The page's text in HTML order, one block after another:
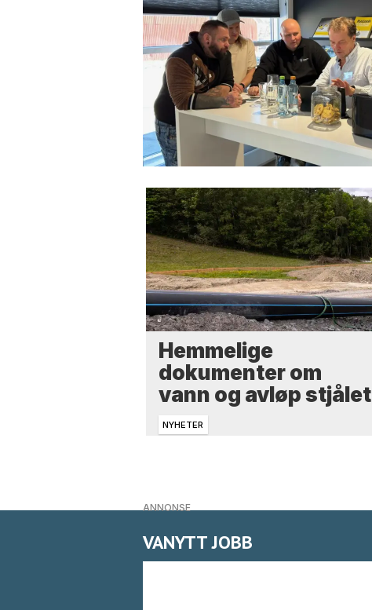
Hemmelige
dokumenter om
vann og avløp stjålet
NYHETER
ANNONSE
VANYTT JOBB